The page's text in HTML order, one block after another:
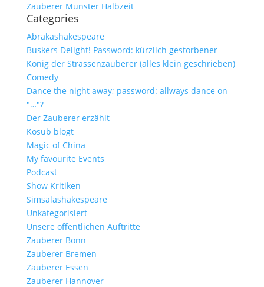
Zauberer Münster Halbzeit
Categories
Abrakashakespeare
Buskers Delight! Password: kürzlich gestorbener
König der Strassenzauberer (alles klein geschrieben)
Comedy
Dance the night away; password: allways dance on
"…"?
Der Zauberer erzählt
Kosub blogt
Magic of China
My favourite Events
Podcast
Show Kritiken
Simsalashakespeare
Unkategorisiert
Unsere öffentlichen Auftritte
Zauberer Bonn
Zauberer Bremen
Zauberer Essen
Zauberer Hannover